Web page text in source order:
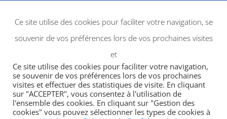
JE M'ABONNE
Ce site utilise des cookies pour faciliter votre navigation, se
souvenir de vos préférences lors de vos prochaines visites
et
Ce site utilise des cookies pour faciliter votre navigation,
se souvenir de vos préférences lors de vos prochaines
visites et effectuer des statistiques de visite. En cliquant
sur "ACCEPTER", vous consentez à l'utilisation de
l'ensemble des cookies. En cliquant sur "Gestion des
cookies" vous pouvez sélectionner les types de cookies à